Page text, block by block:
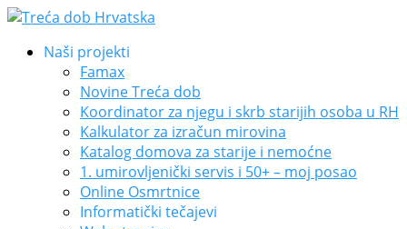
Naši projekti
Famax
Novine Treća dob
Koordinator za njegu i skrb starijih osoba u RH
Kalkulator za izračun mirovina
Katalog domova za starije i nemoćne
1. umirovljenički servis i 50+ – moj posao
Online Osmrtnice
Informatički tečajevi